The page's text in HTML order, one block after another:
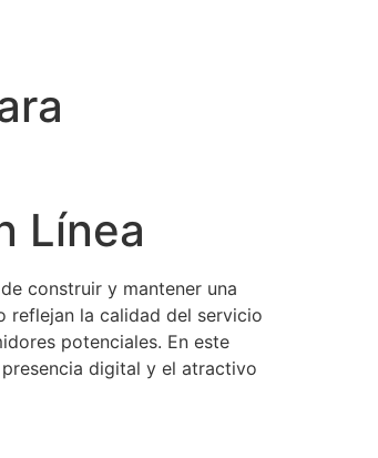
Línea
construir y mantener una
reflejan la calidad del servicio
potenciales. En este
digital y el atractivo